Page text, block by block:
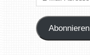
Mail-
Abonnieren